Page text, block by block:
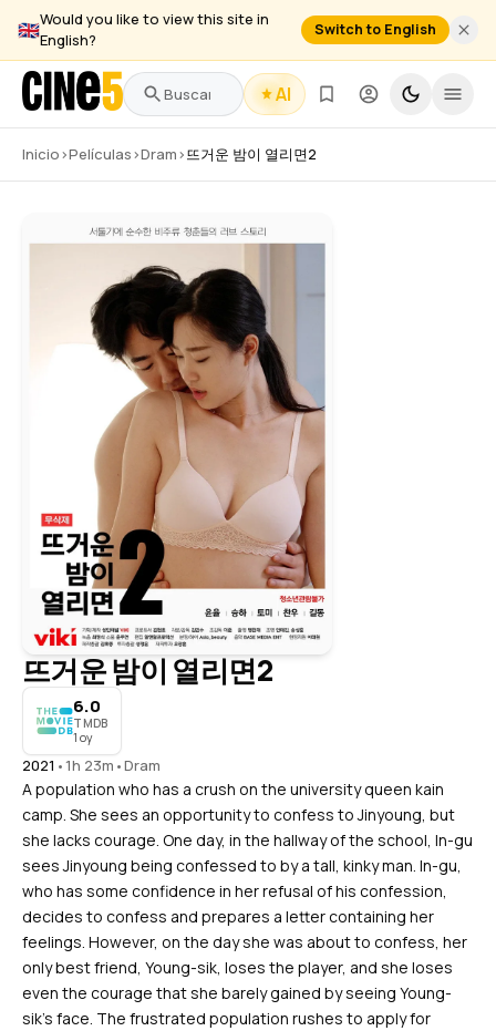
🇬🇧Would you like to view this site in
English?
Switch to English
AI
Inicio›Películas›Dram›뜨거운 밤이 열리면2
뜨거운 밤이 열리면2
6.0
TMDB
1 oy
2021 •1h 23m •Dram
A population who has a crush on the university queen kain
camp. She sees an opportunity to confess to Jinyoung, but
she lacks courage. One day, in the hallway of the school, In-gu
sees Jinyoung being confessed to by a tall, kinky man. In-gu,
who has some confidence in her refusal of his confession,
decides to confess and prepares a letter containing her
feelings. However, on the day she was about to confess, her
only best friend, Young-sik, loses the player, and she loses
even the courage that she barely gained by seeing Young-
sik's face. The frustrated population rushes to apply for